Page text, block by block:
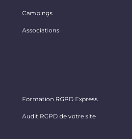
Campings
Associations
Formation RGPD Express
Audit RGPD de votre site